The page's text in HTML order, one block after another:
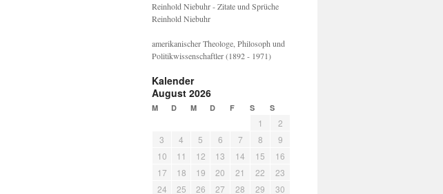
Reinhold Niebuhr - Zitate und Sprüche
Reinhold Niebuhr
amerikanischer Theologe, Philosoph und
Politikwissenschaftler (1892 - 1971)
Kalender
August 2026
M D M D F S S
1
2
3
4 5 6 7 8
9
10
11 12 13 14 15
16
17
18 19 20 21 22
23
24
25 26 27 28 29 30